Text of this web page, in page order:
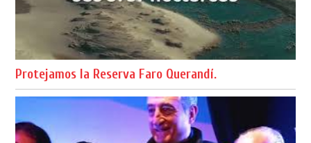
Protejamos la Reserva Faro Querandí.